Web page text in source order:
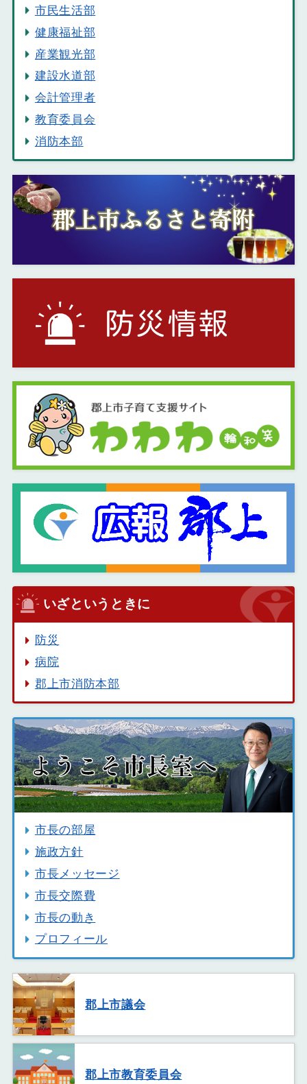
市民生活部
健康福祉部
産業観光部
建設水道部
会計管理者
教育委員会
消防本部
いざというときに
防災
病院
郡上市消防本部
市長の部屋
施政方針
市長メッセージ
市長交際費
市長の動き
プロフィール
郡上市議会
郡上市教育委員会